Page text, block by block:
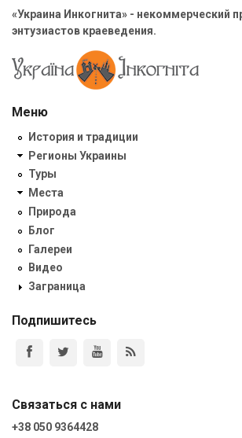
«Украина Инкогнита» - некоммерческий
энтузиастов краеведения.
Меню
История и традиции
Регионы Украины
Туры
Места
Природа
Блог
Галереи
Видео
Заграница
Подпишитесь
Связаться с нами
+38 050 9364428